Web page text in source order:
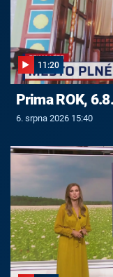
11:20
Prima ROK,
6. srpna 2026 15:40